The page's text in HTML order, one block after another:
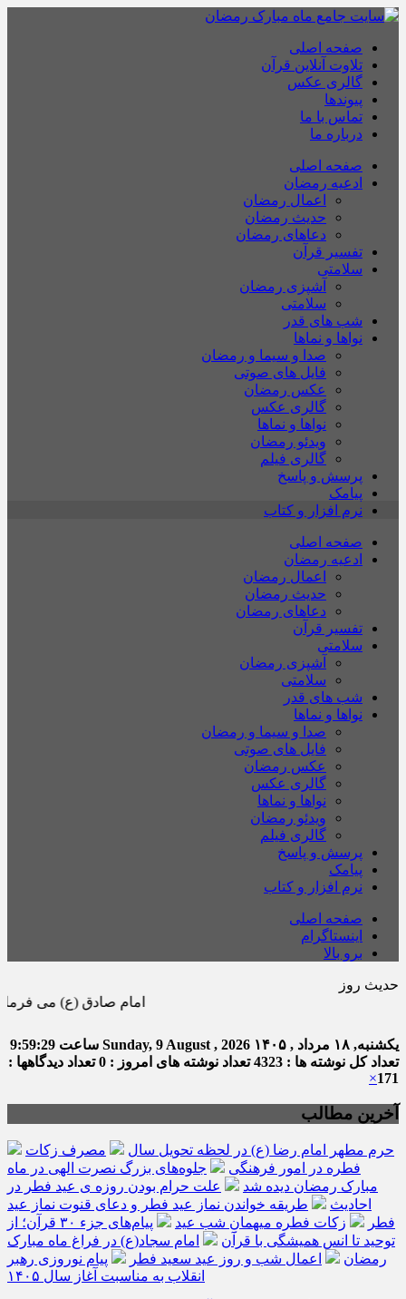
صفحه اصلی
تلاوت آنلاین قرآن
گالری عکس
پیوندها
تماس با ما
درباره ما
صفحه اصلی
ادعیه رمضان
اعمال رمضان
حدیث رمضان
دعاهای رمضان
تفسیر قرآن
سلامتی
آشپزی رمضان
سلامتی
شب های قدر
نواها و نماها
صدا و سیما و رمضان
فایل های صوتی
عکس رمضان
گالری عکس
نواها و نماها
ویدئو رمضان
گالری فیلم
پرسش و پاسخ
پیامک
نرم افزار و کتاب
صفحه اصلی
ادعیه رمضان
اعمال رمضان
حدیث رمضان
دعاهای رمضان
تفسیر قرآن
سلامتی
آشپزی رمضان
سلامتی
شب های قدر
نواها و نماها
صدا و سیما و رمضان
فایل های صوتی
عکس رمضان
گالری عکس
نواها و نماها
ویدئو رمضان
گالری فیلم
پرسش و پاسخ
پیامک
نرم افزار و کتاب
صفحه اصلی
اینستاگرام
برو بالا
حدیث روز
امام صادق (ع) می فرماید : هر كس در
یکشنبه, ۱۸ مرداد , ۱۴۰۵ Sunday, 9 August , 2026 ساعت 9:59:30
تعداد کل نوشته ها : 4323
تعداد نوشته های امروز : 0
تعداد دیدگاهها :
171
×
آخرین مطالب
حرم مطهر امام رضا (ع) در لحظه تحویل سال
مصرف زکات
فطره در امور فرهنگی
جلوه‌های بزرگ نصرت الهی در ماه
مبارک رمضان دیده شد
علت حرام بودن روزه ی عید فطر در
احادیث
طریقه خواندن نماز عید فطر و دعای قنوت نماز عید
فطر
زکات فطره میهمانِ شب عید
پیام‌های جزء ۳۰ قرآن؛ از
توحید تا انس همیشگی با قرآن
امام سجاد(ع) در فراغ ماه مبارک
رمضان
اعمال شب و روز عید سعید فطر
پیام نوروزی رهبر
انقلاب به مناسبت آغاز سال ۱۴۰۵